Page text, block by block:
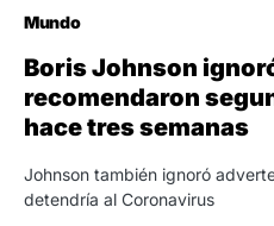
Mundo
Boris Johnson
recomendaron
hace tres semanas
Johnson también ignoró
detendría al Coronavirus